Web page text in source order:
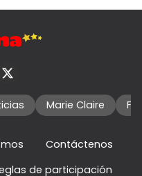
Marie Claire
Contáctenos
de participación